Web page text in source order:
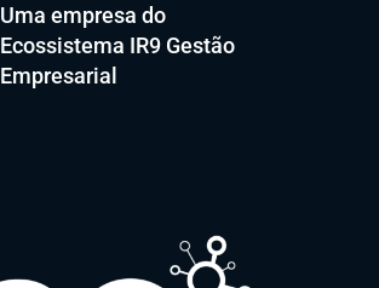
Uma empresa do
Ecossistema IR9 Gestão
Empresarial